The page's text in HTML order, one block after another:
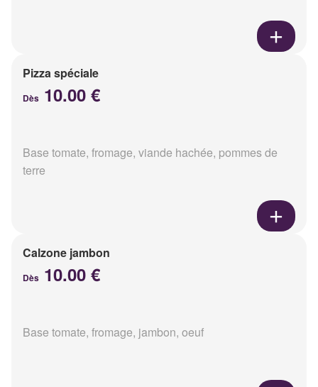
Pizza spéciale
Dès 10.00 €
Base tomate, fromage, viande hachée, pommes de
terre
Calzone jambon
Dès 10.00 €
Base tomate, fromage, jambon, oeuf